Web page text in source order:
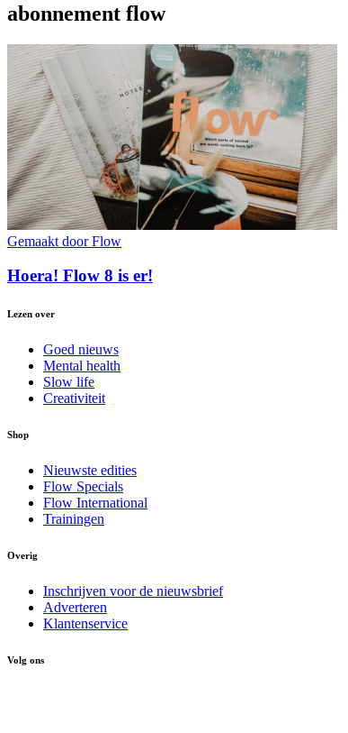
abonnement flow
Gemaakt door Flow
Hoera! Flow 8 is er!
Lezen over
Goed nieuws
Mental health
Slow life
Creativiteit
Shop
Nieuwste edities
Flow Specials
Flow International
Trainingen
Overig
Inschrijven voor de nieuwsbrief
Adverteren
Klantenservice
Volg ons